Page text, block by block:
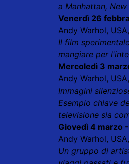
a Manhattan,
Venerdì 26
Andy Warhol,
Il film
mangiare per
Mercoledì 3
Andy Warhol,
Immagini
Esempio chiave
televisione sia
Giovedì 4 marzo -
Andy Warhol,
Un gruppo di